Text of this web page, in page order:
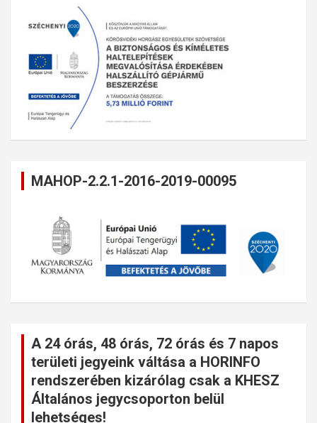
MAHOP-2.2.1-2016-2019-00095
A 24 órás, 48 órás, 72 órás és 7 napos
területi jegyeink váltása a HORINFO
rendszerében kizárólag csak a KHESZ
Általános jegycsoporton belül
lehetséges!